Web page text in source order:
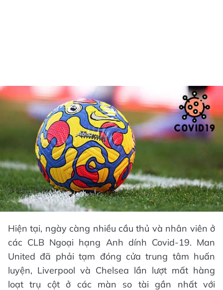
Hiện tại, ngày càng nhiều cầu thủ và nhân viên ở
các CLB Ngoại hạng Anh dính Covid-19. Man
United đã phải tạm đóng cửa trung tâm huấn
luyện, Liverpool và Chelsea lần lượt mất hàng
loạt trụ cột ở các màn so tài gần nhất với